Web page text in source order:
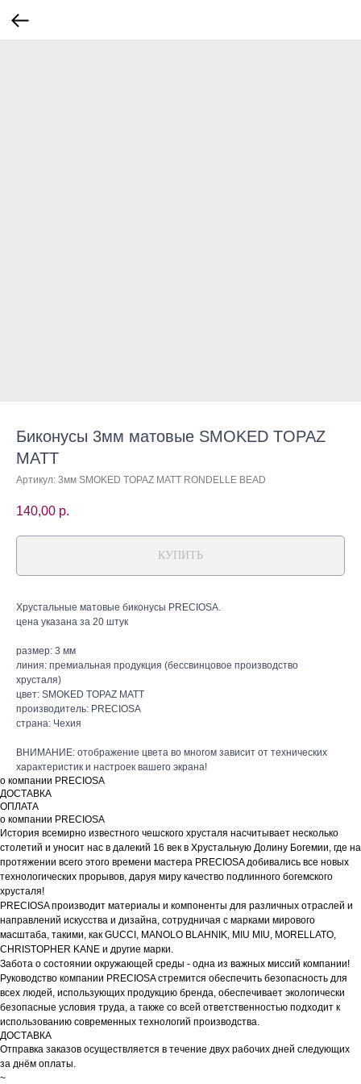
Биконусы 3мм матовые SMOKED TOPAZ
MATT
Артикул: 3мм SMOKED TOPAZ MATT RONDELLE BEAD
140,00 р.
КУПИТЬ
Хрустальные матовые биконусы PRECIOSA.
цена указана за 20 штук
размер: 3 мм
линия: премиальная продукция (бессвинцовое производство
хрусталя)
цвет: SMOKED TOPAZ MATT
производитель: PRECIOSA
страна: Чехия
ВНИМАНИЕ: отображение цвета во многом зависит от технических
характеристик и настроек вашего экрана!
о компании PRECIOSA
ДОСТАВКА
ОПЛАТА
о компании PRECIOSA
История всемирно известного чешского хрусталя насчитывает несколько
столетий и уносит нас в далекий 16 век в Хрустальную Долину Богемии, где на
протяжении всего этого времени мастера PRECIOSA добивались все новых
технологических прорывов, даруя миру качество подлинного богемского
хрусталя!
PRECIOSA производит материалы и компоненты для различных отраслей и
направлений искусства и дизайна, сотрудничая с марками мирового
масштаба, такими, как GUCCI, MANOLO BLAHNIK, MIU MIU, MORELLATO,
CHRISTOPHER KANE и другие марки.
Забота о состоянии окружающей среды - одна из важных миссий компании!
Руководство компании PRECIOSA стремится обеспечить безопасность для
всех людей, использующих продукцию бренда, обеспечивает экологически
безопасные условия труда, а также со всей ответственностью подходит к
использованию современных технологий производства.
ДОСТАВКА
Отправка заказов осуществляется в течение двух рабочих дней следующих
за днём оплаты.
~